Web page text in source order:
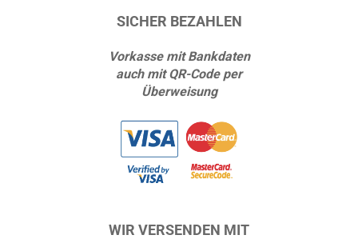
SICHER BEZAHLEN
Vorkasse mit Bankdaten
auch mit QR-Code per
Überweisung
WIR VERSENDEN MIT